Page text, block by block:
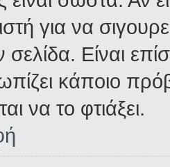
για να
Είναι
κάποιο
να το φτιάξει.